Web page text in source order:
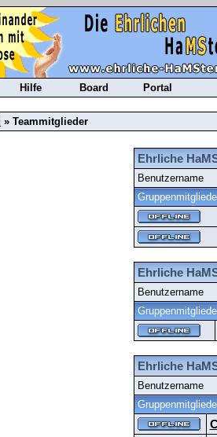
Hilfe Board Portal
» Teammitglieder
Ehrliche
Benutzername
Ehrliche
Benutzername
Ehrliche
Benutzername